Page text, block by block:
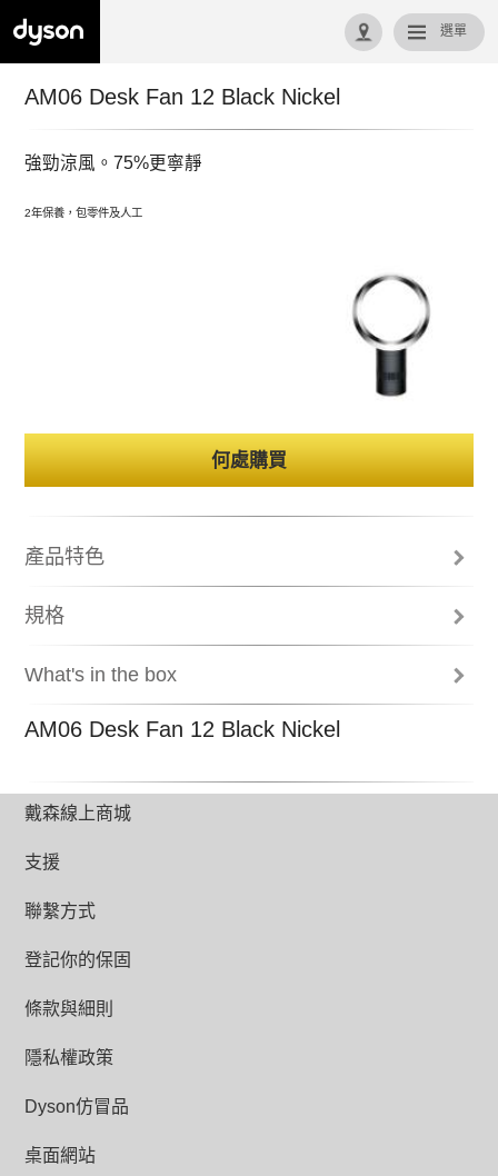
選單
回首頁
AM06 Desk Fan 12 Black Nickel
強勁涼風。75%更寧靜
2年保養，包零件及人工
何處購買
產品特色
Air Multiplier™ 氣流倍增技術
空氣，製造穩定的高速強風。無需扇葉，
75%更寧靜
流線形排氣道減少亂流，令AM06比AM01
規格
Weight
What's in the box
迴路放大器
AM06 Desk Fan 12 Black Nickel
戴森線上商城
支援
聯繫方式
登記你的保固
條款與細則
隱私權政策
Dyson仿冒品
桌面網站